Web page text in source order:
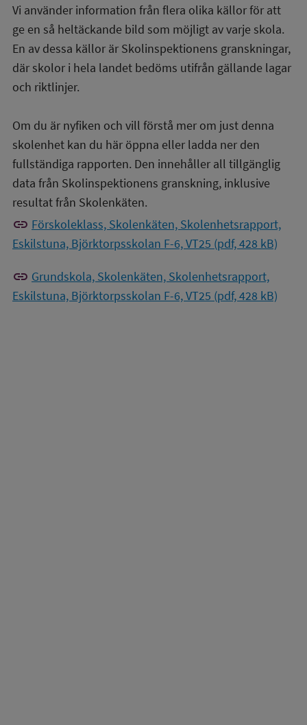
Vi använder information från flera olika källor för att
ge en så heltäckande bild som möjligt av varje skola.
En av dessa källor är Skolinspektionens granskningar,
där skolor i hela landet bedöms utifrån gällande lagar
och riktlinjer.
Om du är nyfiken och vill förstå mer om just denna
skolenhet kan du här öppna eller ladda ner den
fullständiga rapporten. Den innehåller all tillgänglig
data från Skolinspektionens granskning, inklusive
resultat från Skolenkäten.
link Förskoleklass, Skolenkäten, Skolenhetsrapport,
Eskilstuna, Björktorpsskolan F-6, VT25 (pdf, 428 kB)
link Grundskola, Skolenkäten, Skolenhetsrapport,
Eskilstuna, Björktorpsskolan F-6, VT25 (pdf, 428 kB)